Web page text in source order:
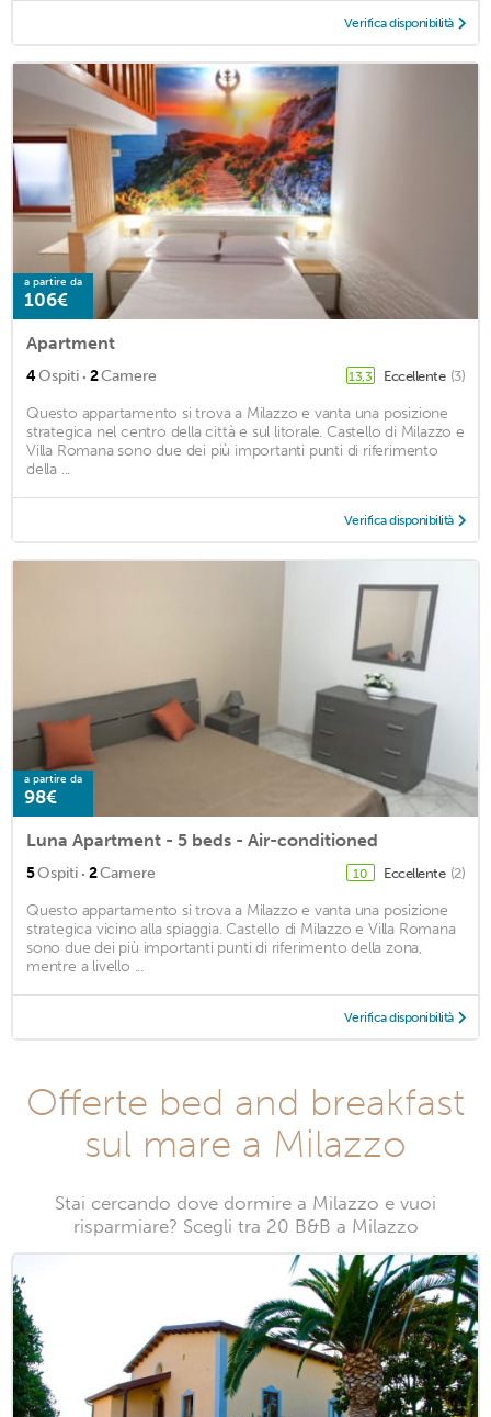
Verifica disponibilità
a partire da
106€
Apartment
4Ospiti · 2Camere 13,3 Eccellente (3)
Questo appartamento si trova a Milazzo e vanta una posizione
strategica nel centro della città e sul litorale. Castello di Milazzo e
Villa Romana sono due dei più importanti punti di riferimento
della ...
Verifica disponibilità
a partire da
98€
Luna Apartment - 5 beds - Air-conditioned
5Ospiti · 2Camere 10 Eccellente (2)
Questo appartamento si trova a Milazzo e vanta una posizione
strategica vicino alla spiaggia. Castello di Milazzo e Villa Romana
sono due dei più importanti punti di riferimento della zona,
mentre a livello ...
Verifica disponibilità
Offerte bed and breakfast
sul mare a Milazzo
Stai cercando dove dormire a Milazzo e vuoi
risparmiare? Scegli tra 20 B&B a Milazzo